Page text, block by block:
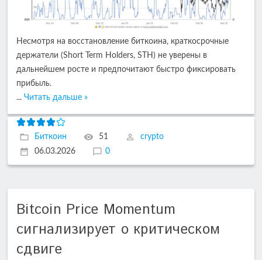
Несмотря на восстановление биткоина, краткосрочные
держатели (Short Term Holders, STH) не уверены в
дальнейшем росте и предпочитают быстро фиксировать
прибыль.
... Читать дальше »
Биткоин 51
crypto
06.03.2026
0
Bitcoin Price Momentum
сигнализирует о критическом
сдвиге